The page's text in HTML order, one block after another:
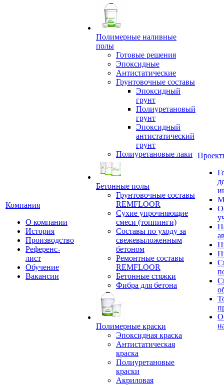
Компания
О компании
История
Производство
Референс-
лист
Обучение
Вакансии
Полимерные наливные
полы
Готовые решения
Эпоксидные
Антистатические
Грунтовочные составы
Эпоксидный
грунт
Полиуретановый
грунт
Эпоксидный
антистатический
грунт
Полиуретановые лаки
Бетонные полы
Грунтовочные составы
REMFLOOR
Сухие упрочняющие
смеси (топпинги)
Составы по уходу за
свежевыложенным
бетоном
Ремонтные составы
REMFLOOR
Бетонные стяжки
Фибра для бетона
Полимерные краски
Эпоксидная краска
Антистатическая
краска
Полиуретановые
краски
Акриловая